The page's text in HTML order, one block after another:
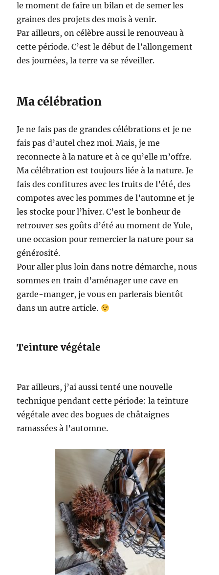
le moment de faire un bilan et de semer les
graines des projets des mois à venir.
Par ailleurs, on célèbre aussi le renouveau à
cette période. C’est le début de l’allongement
des journées, la terre va se réveiller.
Ma célébration
Je ne fais pas de grandes célébrations et je ne
fais pas d’autel chez moi. Mais, je me
reconnecte à la nature et à ce qu’elle m’offre.
Ma célébration est toujours liée à la nature. Je
fais des confitures avec les fruits de l’été, des
compotes avec les pommes de l’automne et je
les stocke pour l’hiver. C’est le bonheur de
retrouver ses goûts d’été au moment de Yule,
une occasion pour remercier la nature pour sa
générosité.
Pour aller plus loin dans notre démarche, nous
sommes en train d’aménager une cave en
garde-manger, je vous en parlerais bientôt
dans un autre article.
Teinture végétale
Par ailleurs, j’ai aussi tenté une nouvelle
technique pendant cette période: la teinture
végétale avec des bogues de châtaignes
ramassées à l’automne.